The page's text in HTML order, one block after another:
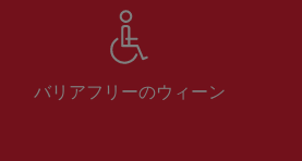
バリアフリーのウィーン